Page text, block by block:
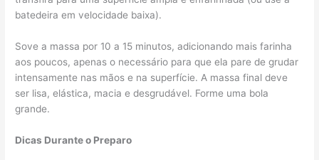
batedeira em velocidade baixa).
Sove a massa por 10 a 15 minutos, adicionando mais farinha
aos poucos, apenas o necessário para que ela pare de grudar
intensamente nas mãos e na superfície. A massa final deve
ser lisa, elástica, macia e desgrudável. Forme uma bola
grande.
Dicas Durante o Preparo